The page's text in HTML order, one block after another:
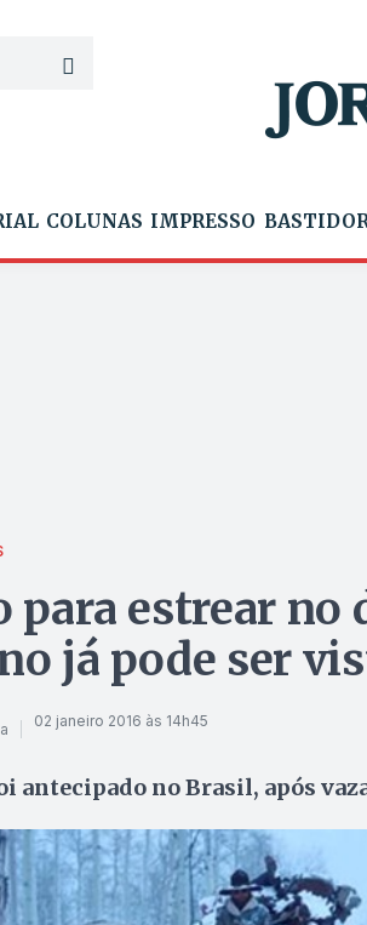
COLUNAS IMPRESSO
para estrear no
já pode ser
02 janeiro 2016 às 14h45
antecipado no Brasil, após